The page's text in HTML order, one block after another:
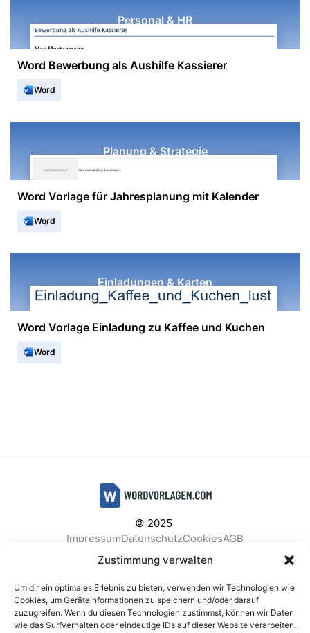
Zustimmung verwalten
Um dir ein optimales Erlebnis zu bieten, verwenden wir Technologien wie
Cookies, um Geräteinformationen zu speichern und/oder darauf
zuzugreifen. Wenn du diesen Technologien zustimmst, können wir Daten
wie das Surfverhalten oder eindeutige IDs auf dieser Website verarbeiten.
Personal & HR
Word Bewerbung als Aushilfe Kassierer
Word
Planung & Strategie
Word Vorlage für Jahresplanung mit Kalender
Word
Einladungen & Karten
Word Vorlage Einladung zu Kaffee und Kuchen
Word
© 2025
ImpressumDatenschutzCookiesAGB
Facebook
Instagram
BELIEBTE KATEGORIEN